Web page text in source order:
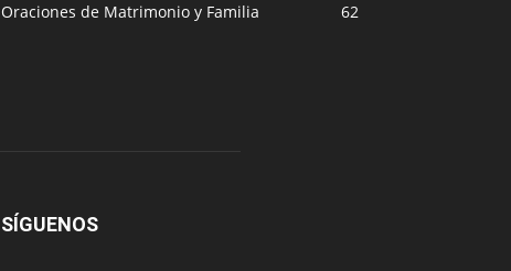
Oraciones de Matrimonio y Familia
62
SÍGUENOS